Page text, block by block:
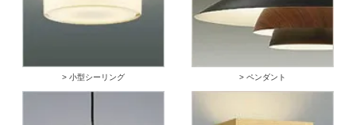
> 小型シーリング > ペンダント